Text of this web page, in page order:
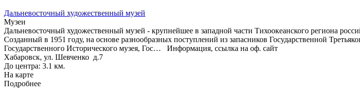
Дальневосточный художественный музей
Музеи
Дальневосточный художественный музей - крупнейшее в западной части Тихоокеанского региона
Созданный в 1951 году, на основе разнообразных поступлений из запасников Государственной
Государственного Исторического музея, Гос… Информация, ссылка на оф. сайт
Хабаровск, ул. Шевченко д.7
До центра: 3.1 км.
На карте
Подробнее